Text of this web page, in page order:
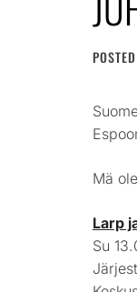
Mä
Larp
Su